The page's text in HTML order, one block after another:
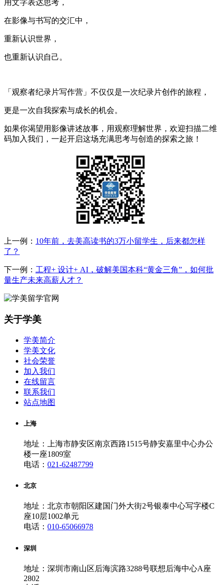
用文字表达思考，
在影像与书写的交汇中，
重新认识世界，
也重新认识自己。
「观察者纪录片写作营」不仅仅是一次纪录片创作的旅程，
更是一次自我探索与成长的机会。
如果你渴望用影像讲述故事，用观察理解世界，欢迎扫描二维
码加入我们，一起开启这场充满思考与创造的探索之旅！
上一例： 10年前，去美高读书的3万小留学生，后来都怎样
了？
下一例： 工程+ 设计+ AI，破解美国本科“黄金三角”，如何批
量生产未来高薪人才？
关于学美
学美简介
学美文化
社会荣誉
加入我们
在线留言
联系我们
站点地图
上海
地址：上海市静安区南京西路1515号静安嘉里中心办公
楼一座1809室
电话： 021-62487799
北京
地址：北京市朝阳区建国门外大街2号银泰中心写字楼C
座10层1002单元
电话： 010-65066978
深圳
地址：深圳市南山区后海滨路3288号联想后海中心A座
2802